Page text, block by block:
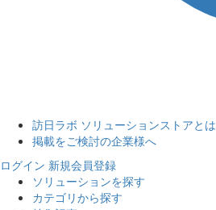
訪日ラボ ソリューションストアとは
掲載をご検討の企業様へ
ログイン 新規会員登録
ソリューションを探す
カテゴリから探す